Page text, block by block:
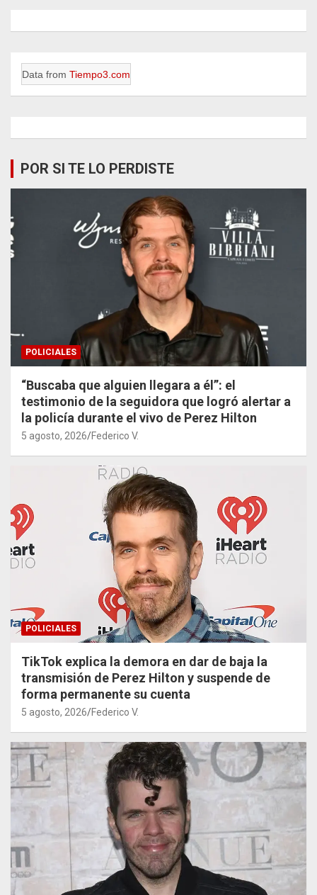
Data from Tiempo3.com
POR SI TE LO PERDISTE
POLICIALES
“Buscaba que alguien llegara a él”: el
testimonio de la seguidora que logró alertar a
la policía durante el vivo de Perez Hilton
5 agosto, 2026 Federico V.
POLICIALES
TikTok explica la demora en dar de baja la
transmisión de Perez Hilton y suspende de
forma permanente su cuenta
5 agosto, 2026 Federico V.